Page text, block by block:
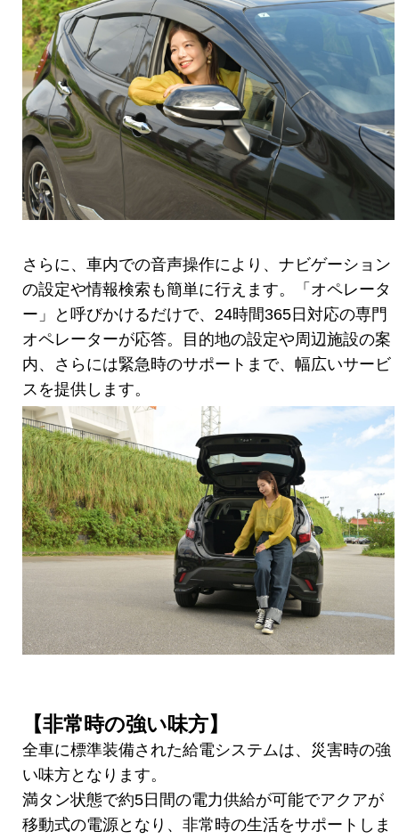
さらに、車内での音声操作により、ナビゲーション
の設定や情報検索も簡単に行えます。「オペレータ
ー」と呼びかけるだけで、24時間365日対応の専門
オペレーターが応答。目的地の設定や周辺施設の案
内、さらには緊急時のサポートまで、幅広いサービ
スを提供します。
【非常時の強い味方】
全車に標準装備された給電システムは、災害時の強
い味方となります。
満タン状態で約5日間の電力供給が可能でアクアが
移動式の電源となり、非常時の生活をサポートしま